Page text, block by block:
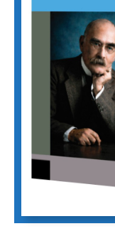
Humanisme